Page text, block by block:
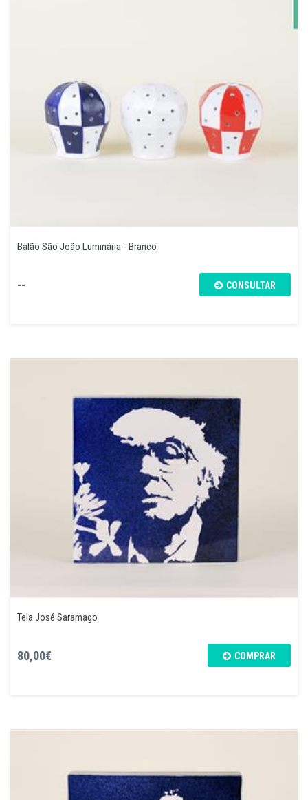
Balão São João Luminária - Branco
-- CONSULTAR
Tela José Saramago
80,00€ COMPRAR